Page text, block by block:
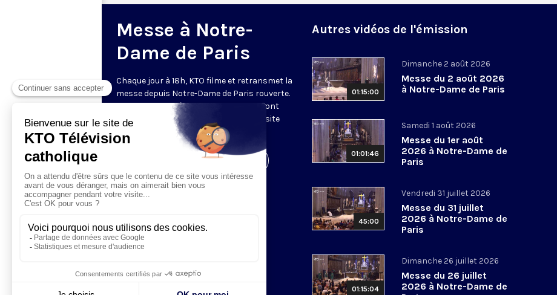
Messe à Notre-
Dame de Paris
Chaque jour à 18h, KTO filme et retransmet la
messe depuis Notre-Dame de Paris rouverte.
Les textes des Vêpres et de la messe sont
presque toujours ceux qu’indiquent le site
Visiter la page de l'émission
Autres vidéos de l'émission
01:15:00
Dimanche 2 août 2026
Messe du 2 août 2026
à Notre-Dame de Paris
01:01:46
Samedi 1 août 2026
Messe du 1er août
2026 à Notre-Dame de
Paris
45:00
Vendredi 31 juillet 2026
Messe du 31 juillet
2026 à Notre-Dame de
Paris
01:15:04
Dimanche 26 juillet 2026
Messe du 26 juillet
2026 à Notre-Dame de